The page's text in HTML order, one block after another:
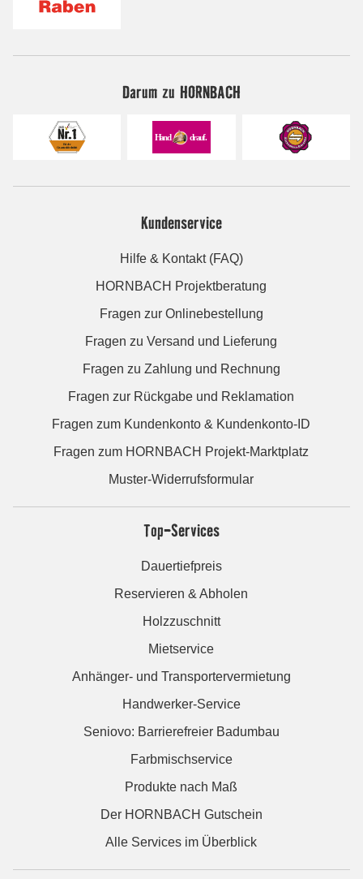
Darum zu HORNBACH
Kundenservice
Hilfe & Kontakt (FAQ)
HORNBACH Projektberatung
Fragen zur Onlinebestellung
Fragen zu Versand und Lieferung
Fragen zu Zahlung und Rechnung
Fragen zur Rückgabe und Reklamation
Fragen zum Kundenkonto & Kundenkonto-ID
Fragen zum HORNBACH Projekt-Marktplatz
Muster-Widerrufsformular
Top-Services
Dauertiefpreis
Reservieren & Abholen
Holzzuschnitt
Mietservice
Anhänger- und Transportervermietung
Handwerker-Service
Seniovo: Barrierefreier Badumbau
Farbmischservice
Produkte nach Maß
Der HORNBACH Gutschein
Alle Services im Überblick